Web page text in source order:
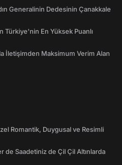
Generalinin Dedesinin Çanakkale
Türkiye'nin En Yüksek Puanlı
İletişimden Maksimum Verim Alan
Romantik, Duygusal ve Resimli
de Saadetiniz de Çil Çil Altınlarda